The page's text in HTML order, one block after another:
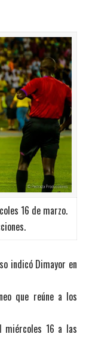
16 de marzo.
indicó Dimayor en
que reúne a los
miércoles 16 a las